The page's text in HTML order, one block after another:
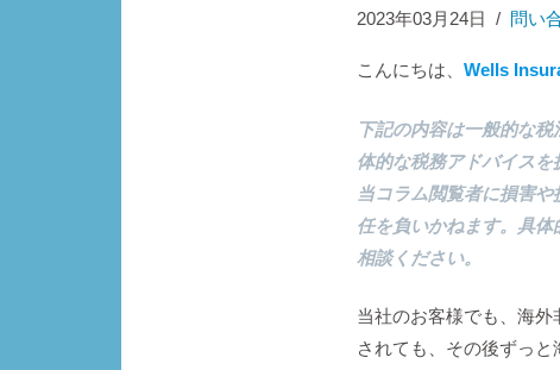
2023年03月24日 / 問い
こんにちは、Wells
下記の内容は一般的な
体的な税務アドバイス
当コラム閲覧者に損害
任を負いかねます。具
相談ください。
当社のお客様でも、海
されても、その後ずっ